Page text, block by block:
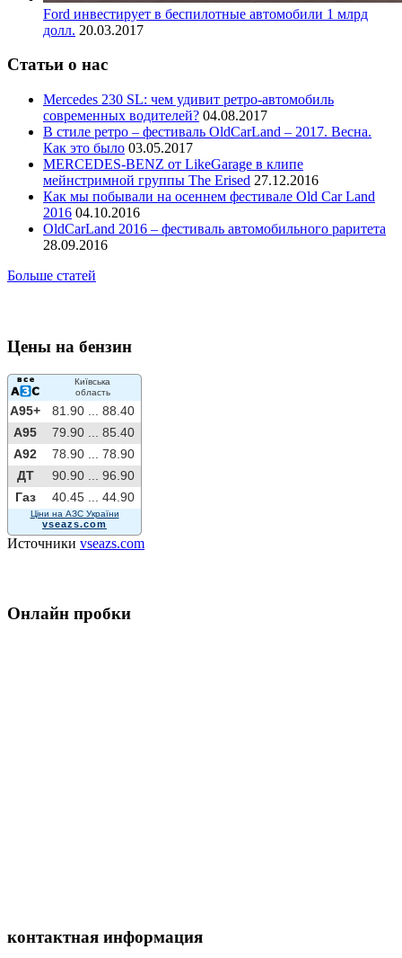
Ford инвестирует в беспилотные автомобили 1 млрд
долл. 20.03.2017
Статьи о нас
Mercedes 230 SL: чем удивит ретро-автомобиль
современных водителей? 04.08.2017
В стиле ретро – фестиваль OldCarLand – 2017. Весна.
Как это было 03.05.2017
MERCEDES-BENZ от LikeGarage в клипе
мейнстримной группы The Erised 27.12.2016
Как мы побывали на осеннем фестивале Old Car Land
2016 04.10.2016
OldCarLand 2016 – фестиваль автомобильного раритета
28.09.2016
Больше статей
Цены на бензин
Київська
область
A95+ 81.90 ...
88.40
A95
79.90 ...
85.40
A92
78.90 ...
78.90
ДТ
90.90 ...
96.90
Газ
40.45 ... 44.90
Ціни на АЗС України
vseazs.com
Источники vseazs.com
Онлайн пробки
контактная информация